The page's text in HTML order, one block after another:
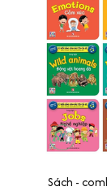
Sách -